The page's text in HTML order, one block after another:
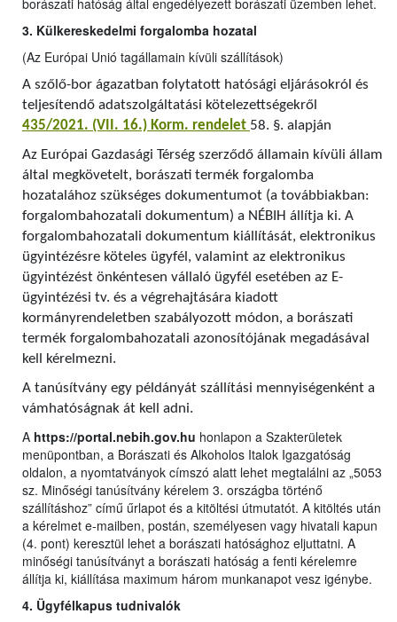
borászati hatóság által engedélyezett borászati üzemben lehet.
3. Külkereskedelmi forgalomba hozatal
(Az Európai Unió tagállamain kívüli szállítások)
A szőlő-bor ágazatban folytatott hatósági eljárásokról és
teljesítendő adatszolgáltatási kötelezettségekről
435/2021. (VII. 16.) Korm. rendelet 58. §. alapján
Az Európai Gazdasági Térség szerződő államain kívüli állam
által megkövetelt, borászati termék forgalomba
hozatalához szükséges dokumentumot (a továbbiakban:
forgalombahozatali dokumentum) a NÉBIH állítja ki. A
forgalombahozatali dokumentum kiállítását, elektronikus
ügyintézésre köteles ügyfél, valamint az elektronikus
ügyintézést önkéntesen vállaló ügyfél esetében az E-
ügyintézési tv. és a végrehajtására kiadott
kormányrendeletben szabályozott módon, a borászati
termék forgalombahozatali azonosítójának megadásával
kell kérelmezni.
A tanúsítvány egy példányát szállítási mennyiségenként a
vámhatóságnak át kell adni.
A https://portal.nebih.gov.hu honlapon a Szakterületek
menüpontban, a Borászati és Alkoholos Italok Igazgatóság
oldalon, a nyomtatványok címszó alatt lehet megtalálni az „5053
sz. Minőségi tanúsítvány kérelem 3. országba történő
szállításhoz” című űrlapot és a kitöltési útmutatót. A kitöltés után
a kérelmet e-mailben, postán, személyesen vagy hivatali kapun
(4. pont) keresztül lehet a borászati hatósághoz eljuttatni. A
minőségi tanúsítványt a borászati hatóság a fenti kérelemre
állítja ki, kiállítása maximum három munkanapot vesz igénybe.
4. Ügyfélkapus tudnivalók